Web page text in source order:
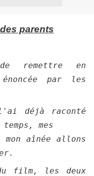
parents
remettre en
par les
déjà raconté
mes
aînée allons
film, les deux